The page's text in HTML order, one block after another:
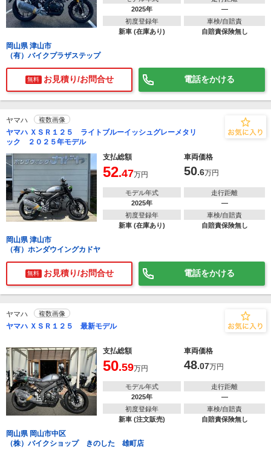
2025年
―
初度登録年
新車 (在庫あり)
車検/自賠責
自賠責保険無し
岡山県 津山市
（有）バイクプラザステップ
無料 お見積り/お問合せ 電話をかける
ヤマハ 複数画像
ヤマハ ＸＳＲ１２５ ライトブルーイッシュグレーメタリ
ック ２０２５年モデル
支払総額
車両価格
52.47万円 50.6万円
モデル年式
2025年
走行距離
―
初度登録年
新車 (在庫あり)
車検/自賠責
自賠責保険無し
岡山県 津山市
（有）ホンダウイングカドヤ
無料 お見積り/お問合せ 電話をかける
ヤマハ 複数画像
ヤマハ ＸＳＲ１２５ 最新モデル
支払総額 車両価格
50.59万円 48.07万円
モデル年式
2025年
走行距離
―
初度登録年
新車 (注文販売)
車検/自賠責
自賠責保険無し
岡山県 岡山市中区
（株）バイクショップ きのした 雄町店